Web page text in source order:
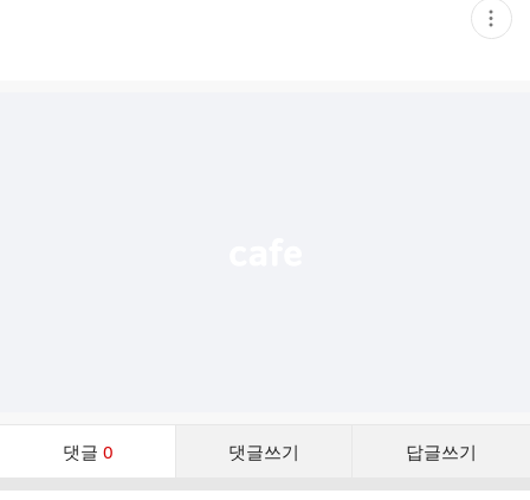
현
재
댓글 0 댓글쓰기 답글쓰기
댓